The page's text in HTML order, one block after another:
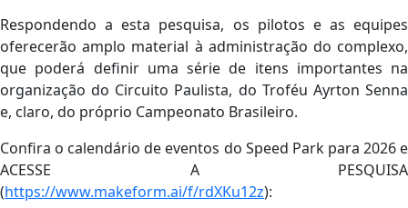
Respondendo a esta pesquisa, os pilotos e as equipes
oferecerão amplo material à administração do complexo,
que poderá definir uma série de itens importantes na
organização do Circuito Paulista, do Troféu Ayrton Senna
e, claro, do próprio Campeonato Brasileiro.
Confira o calendário de eventos do Speed Park para 2026 e
ACESSE A PESQUISA
(https://www.makeform.ai/f/rdXKu12z):